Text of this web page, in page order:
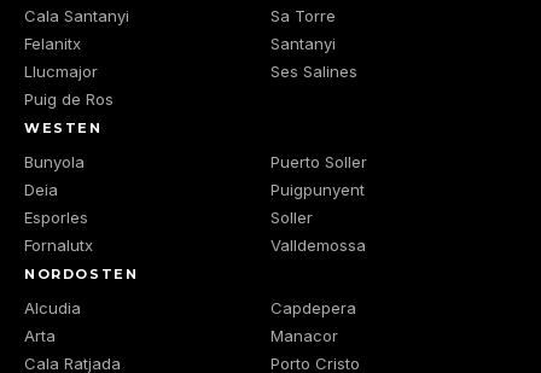
Cala Santanyi
Felanitx
Llucmajor
Puig de Ros
Sa Torre
Santanyi
Ses Salines
WESTEN
Bunyola
Deia
Esporles
Fornalutx
Puerto Soller
Puigpunyent
Soller
Valldemossa
NORDOSTEN
Alcudia
Arta
Cala Ratjada
Capdepera
Manacor
Porto Cristo